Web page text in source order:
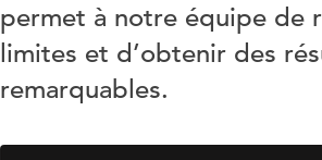
permet à notre équipe de
limites et d’obtenir des
remarquables.